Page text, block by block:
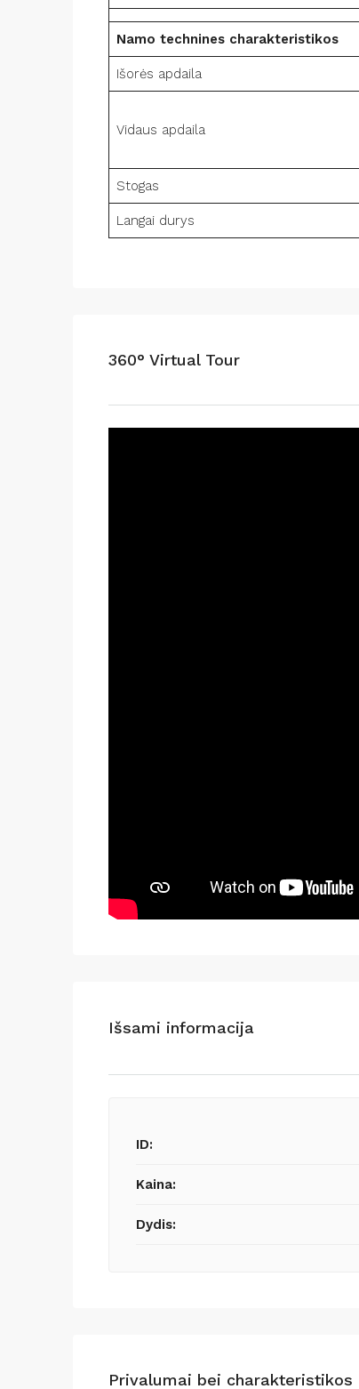
Namo technines charakteristikos
Išorės apdaila
Vidaus apdaila
Stogas
Langai durys
360° Virtual Tour
Išsami informacija
ID:
Kaina:
Dydis:
Privalumai bei charakteristikos